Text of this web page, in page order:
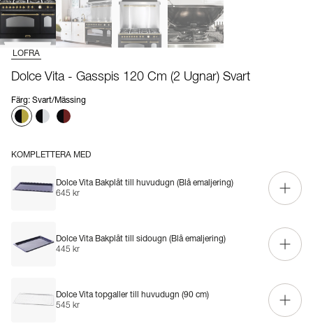
LOFRA
Dolce Vita - Gasspis 120 Cm (2 Ugnar) Svart
Färg: Svart/Mässing
KOMPLETTERA MED
Dolce Vita Bakplåt till huvudugn (Blå emaljering)
645 kr
Dolce Vita Bakplåt till sidougn (Blå emaljering)
445 kr
Dolce Vita topgaller till huvudugn (90 cm)
545 kr